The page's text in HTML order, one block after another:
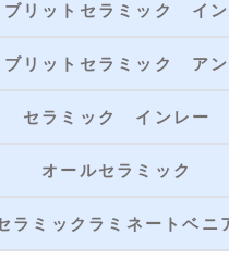
ブリットセラミック イ
ブリットセラミック ア
セラミック インレー
オールセラミック
ラミックラミネートベニ